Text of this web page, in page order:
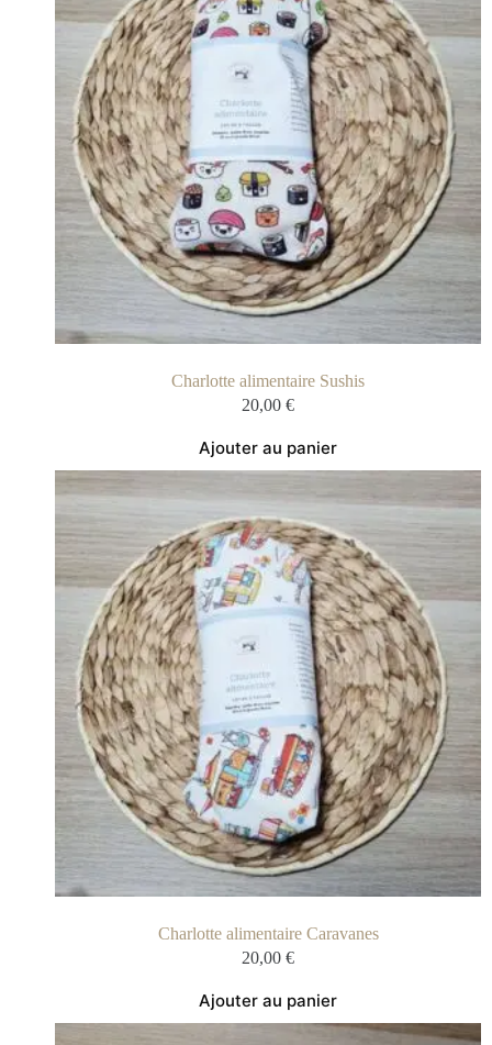
Charlotte alimentaire Sushis
20,00 €
Ajouter au panier
Charlotte alimentaire Caravanes
20,00 €
Ajouter au panier